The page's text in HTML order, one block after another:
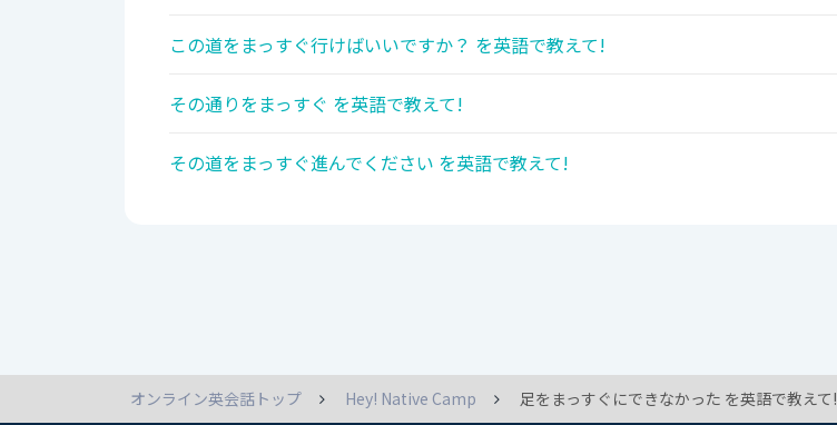
この道をまっすぐ行けばいいですか？ を英語で教えて!
その通りをまっすぐ を英語で教えて!
その道をまっすぐ進んでください を英語で教えて!
オンライン英会話トップ Hey! Native Camp 足をまっすぐにできなかった を英語で教えて!